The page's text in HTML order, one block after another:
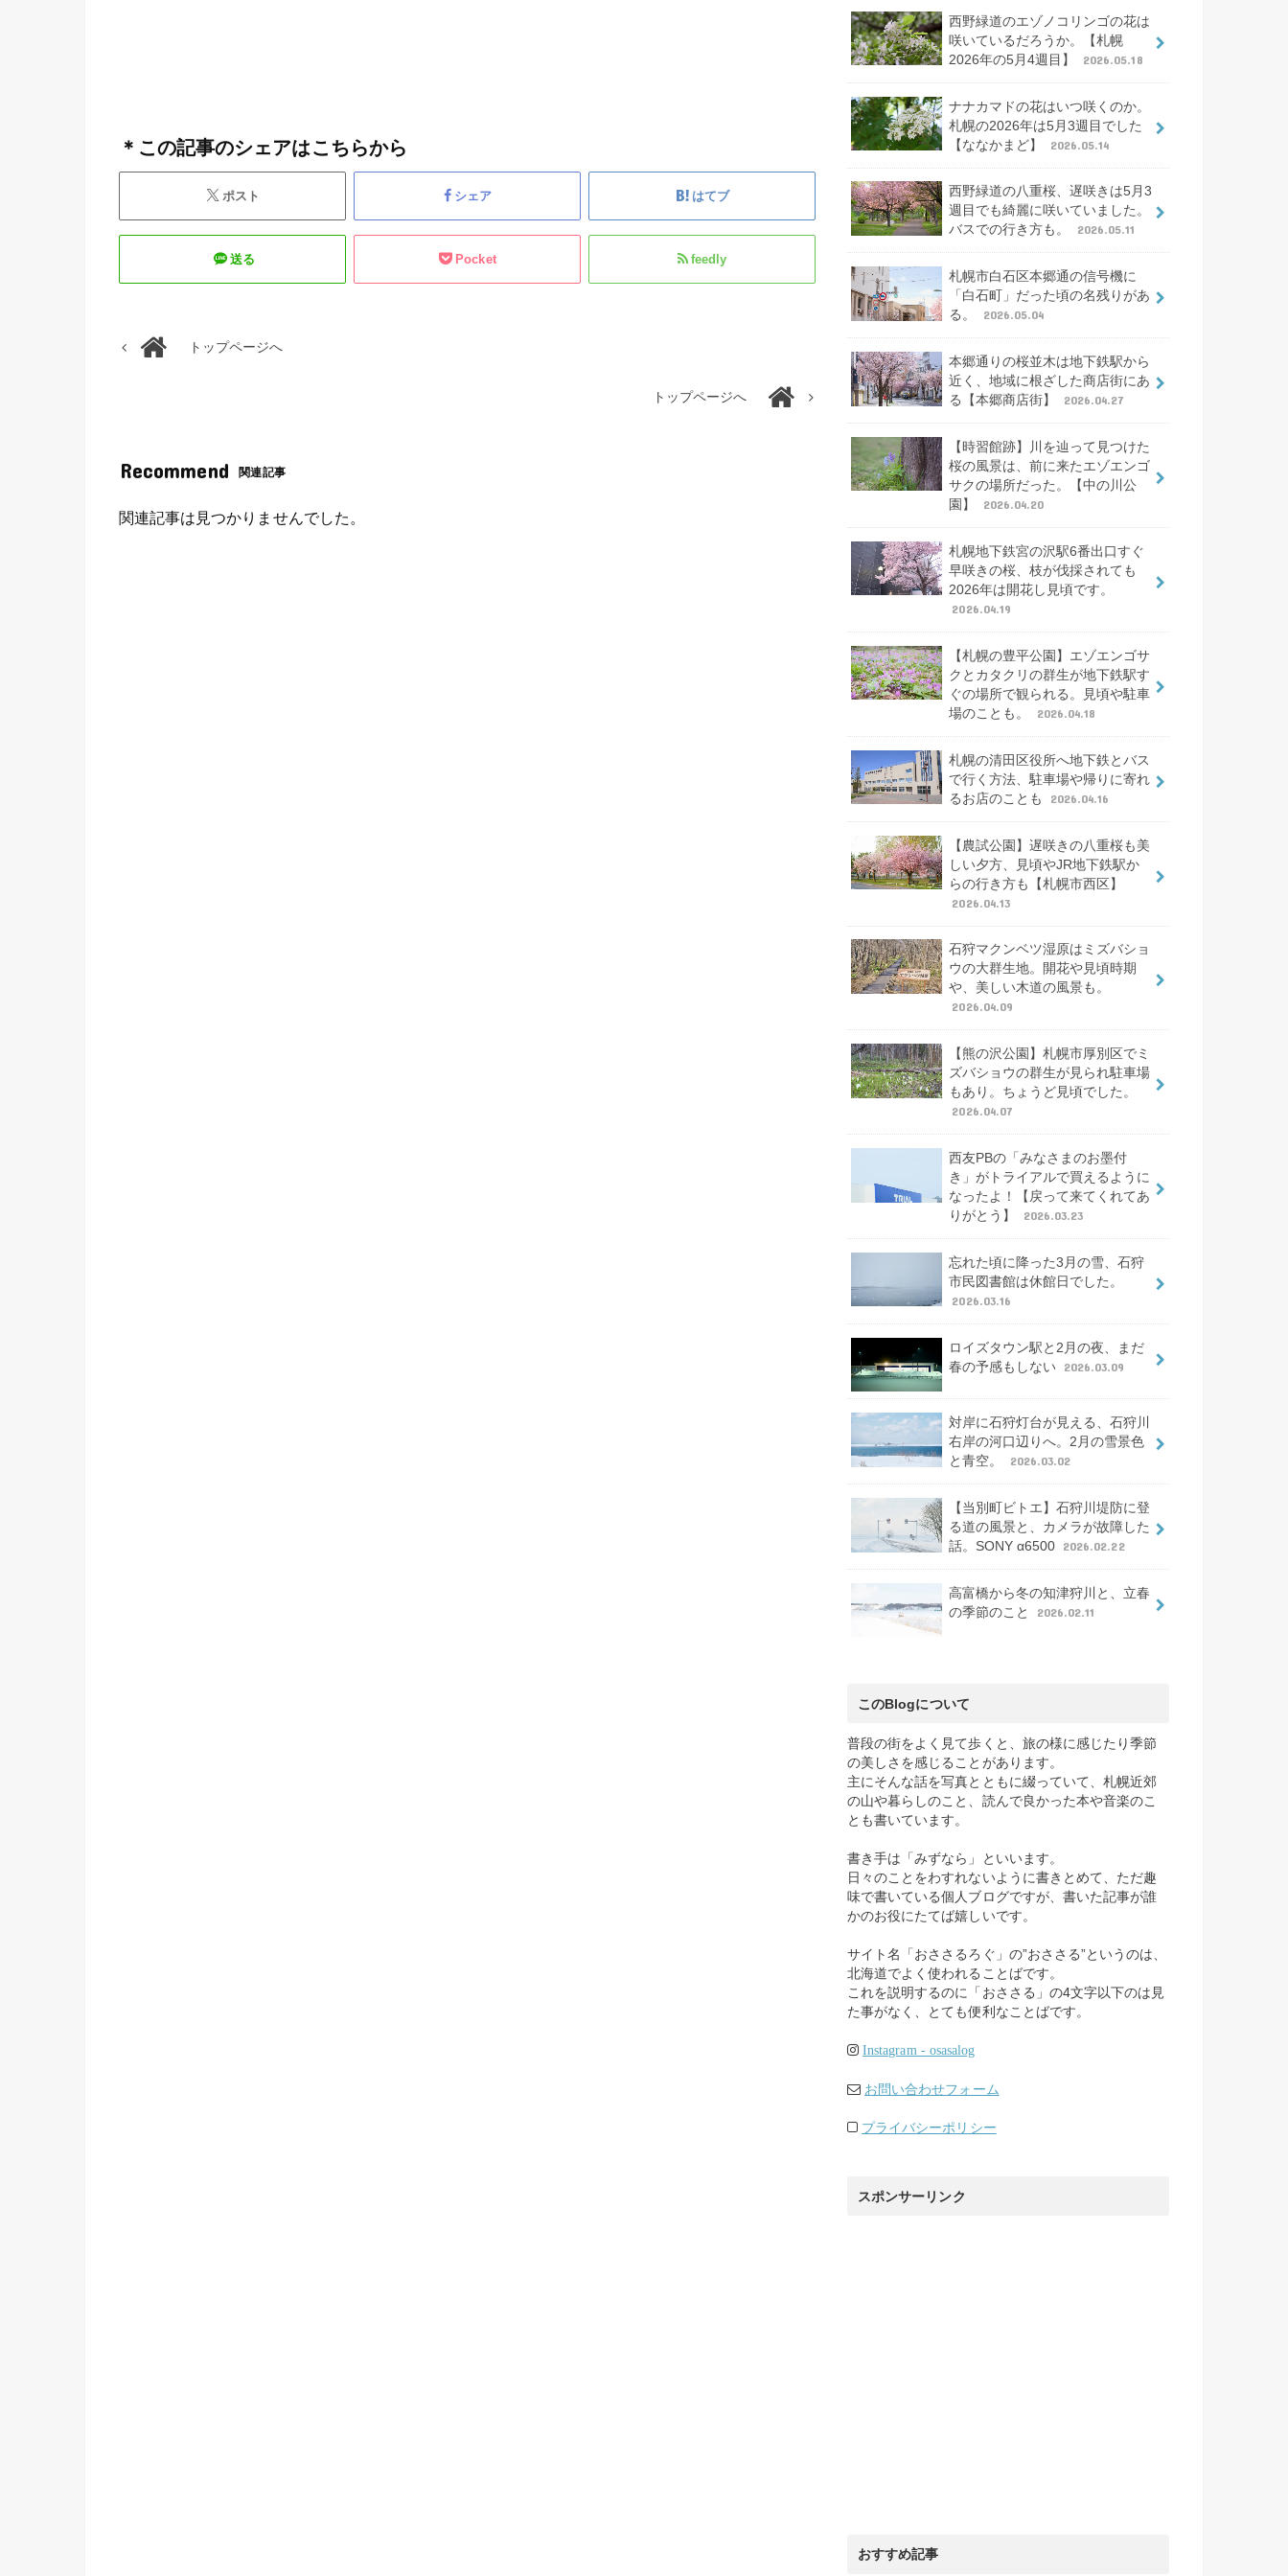
＊この記事のシェアはこちらから
ポスト シェア はてブ
送る Pocket feedly
トップページへ
トップページへ
Recommend 関連記事
関連記事は見つかりませんでした。
西野緑道のエゾノコリンゴの花は
咲いているだろうか。【札幌
2026年の5月4週目】
2026.05.18
ナナカマドの花はいつ咲くのか。
札幌の2026年は5月3週目でした
【ななかまど】
2026.05.14
西野緑道の八重桜、遅咲きは5月3
週目でも綺麗に咲いていました。
バスでの行き方も。
2026.05.11
札幌市白石区本郷通の信号機に
「白石町」だった頃の名残りがあ
る。
2026.05.04
本郷通りの桜並木は地下鉄駅から
近く、地域に根ざした商店街にあ
る【本郷商店街】
2026.04.27
【時習館跡】川を辿って見つけた
桜の風景は、前に来たエゾエンゴ
サクの場所だった。【中の川公
園】
2026.04.20
札幌地下鉄宮の沢駅6番出口すぐ
早咲きの桜、枝が伐採されても
2026年は開花し見頃です。
2026.04.19
【札幌の豊平公園】エゾエンゴサ
クとカタクリの群生が地下鉄駅す
ぐの場所で観られる。見頃や駐車
場のことも。
2026.04.18
札幌の清田区役所へ地下鉄とバス
で行く方法、駐車場や帰りに寄れ
るお店のことも
2026.04.16
【農試公園】遅咲きの八重桜も美
しい夕方、見頃やJR地下鉄駅か
らの行き方も【札幌市西区】
2026.04.13
石狩マクンベツ湿原はミズバショ
ウの大群生地。開花や見頃時期
や、美しい木道の風景も。
2026.04.09
【熊の沢公園】札幌市厚別区でミ
ズバショウの群生が見られ駐車場
もあり。ちょうど見頃でした。
2026.04.07
西友PBの「みなさまのお墨付
き」がトライアルで買えるように
なったよ！【戻って来てくれてあ
りがとう】
2026.03.23
忘れた頃に降った3月の雪、石狩
市民図書館は休館日でした。
2026.03.16
ロイズタウン駅と2月の夜、まだ
春の予感もしない 2026.03.09
対岸に石狩灯台が見える、石狩川
右岸の河口辺りへ。2月の雪景色
と青空。
2026.03.02
【当別町ビトエ】石狩川堤防に登
る道の風景と、カメラが故障した
話。SONY α6500 2026.02.22
高富橋から冬の知津狩川と、立春
の季節のこと
2026.02.11
このBlogについて
普段の街をよく見て歩くと、旅の様に感じたり季節
の美しさを感じることがあります。
主にそんな話を写真とともに綴っていて、札幌近郊
の山や暮らしのこと、読んで良かった本や音楽のこ
とも書いています。
書き手は「みずなら」といいます。
日々のことをわすれないように書きとめて、ただ趣
味で書いている個人ブログですが、書いた記事が誰
かのお役にたてば嬉しいです。
サイト名「おささるろぐ」の”おささる”というのは、
北海道でよく使われることばです。
これを説明するのに「おささる」の4文字以下のは見
た事がなく、とても便利なことばです。
Instagram - osasalog
お問い合わせフォーム
プライバシーポリシー
スポンサーリンク
おすすめ記事